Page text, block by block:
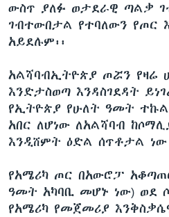
ውስጥ ያለፉ ወታደራዊ ጣልቃ
ገብተውበታል የተባለውን የጦር
አይደሉም፡፡
አልሻባብኢትዮጵያ ጦሯን የዛሬ
እንድታስወጣ እንዳስገደዳት
የኢትዮጵያ የሁለት ዓመት
አበር ለሆነው ለአልሻባብ
እንዲሸምት ዕድል ሰጥቶታል ነው
የአሜሪካ ጦር በአውሮፓ አቆጣጠር
ዓመት አካባቢ መሆኑ ነው) ወደ
የአሜሪካ የመጀመሪያ